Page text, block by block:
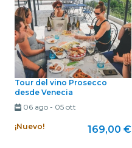
Tour del vino Prosecco
desde Venecia
06 ago- 05 ott
¡Nuevo! 169,00 €